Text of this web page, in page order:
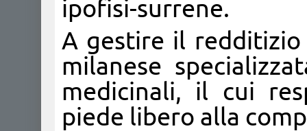
ipofisi-surrene.
A gestire il
milanese
medicinali, il cui
piede libero alla